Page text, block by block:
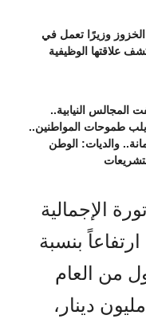
وزيرًا تعمل في
علاقتها الوظيفية
المجالس النيابية..
طموحات المواطنين..
والديات: الوطن
الإجمالية
بنسبة
من العام
الحالي، لتصل إلى 611.5 مليون دينار،